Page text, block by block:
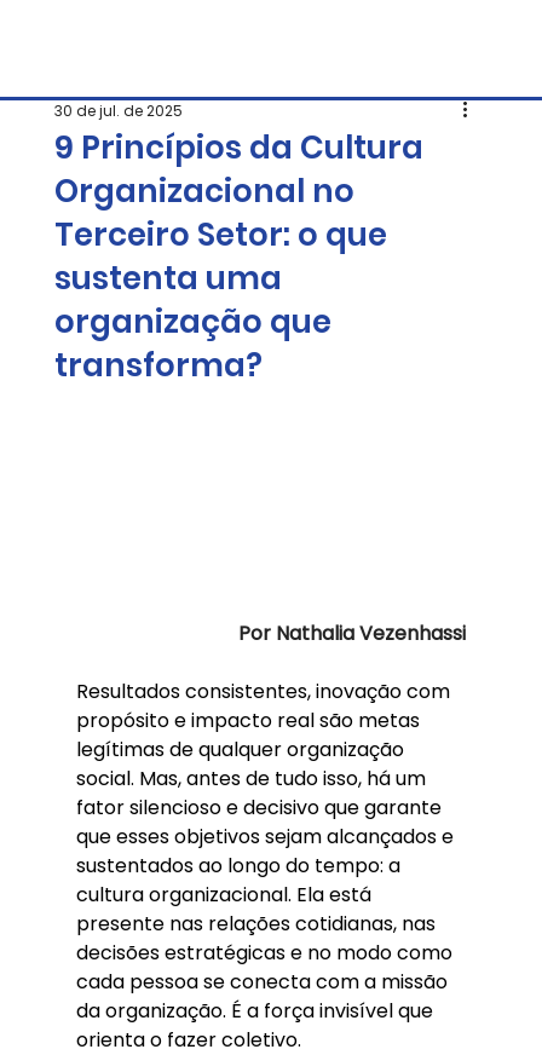
9 Princípios da Cultura
Organizacional no
Terceiro Setor: o que
sustenta uma
organização que
transforma?
30 de jul. de 2025
Por Nathalia Vezenhassi
Resultados consistentes, inovação com
propósito e impacto real são metas
legítimas de qualquer organização
social. Mas, antes de tudo isso, há um
fator silencioso e decisivo que garante
que esses objetivos sejam alcançados e
sustentados ao longo do tempo: a
cultura organizacional. Ela está
presente nas relações cotidianas, nas
decisões estratégicas e no modo como
cada pessoa se conecta com a missão
da organização. É a força invisível que
orienta o fazer coletivo.